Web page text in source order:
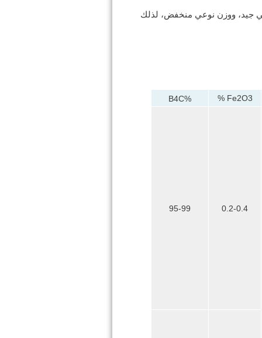
جيد، ووزن نوعي منخفض، لذلك
Fe2O3 %
B4C%
0.2-0.4
95-99